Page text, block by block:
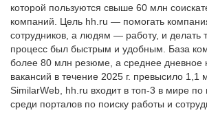
которой пользуются свыше 60 млн
компаний. Цель hh.ru — помогать
сотрудников, а людям — работу, и делать
процесс был быстрым и удобным. База
более 80 млн резюме, а среднее дневное
вакансий в течение 2025 г. превысило
SimilarWeb, hh.ru входит в топ-3 в мире по
среди порталов по поиску работы и